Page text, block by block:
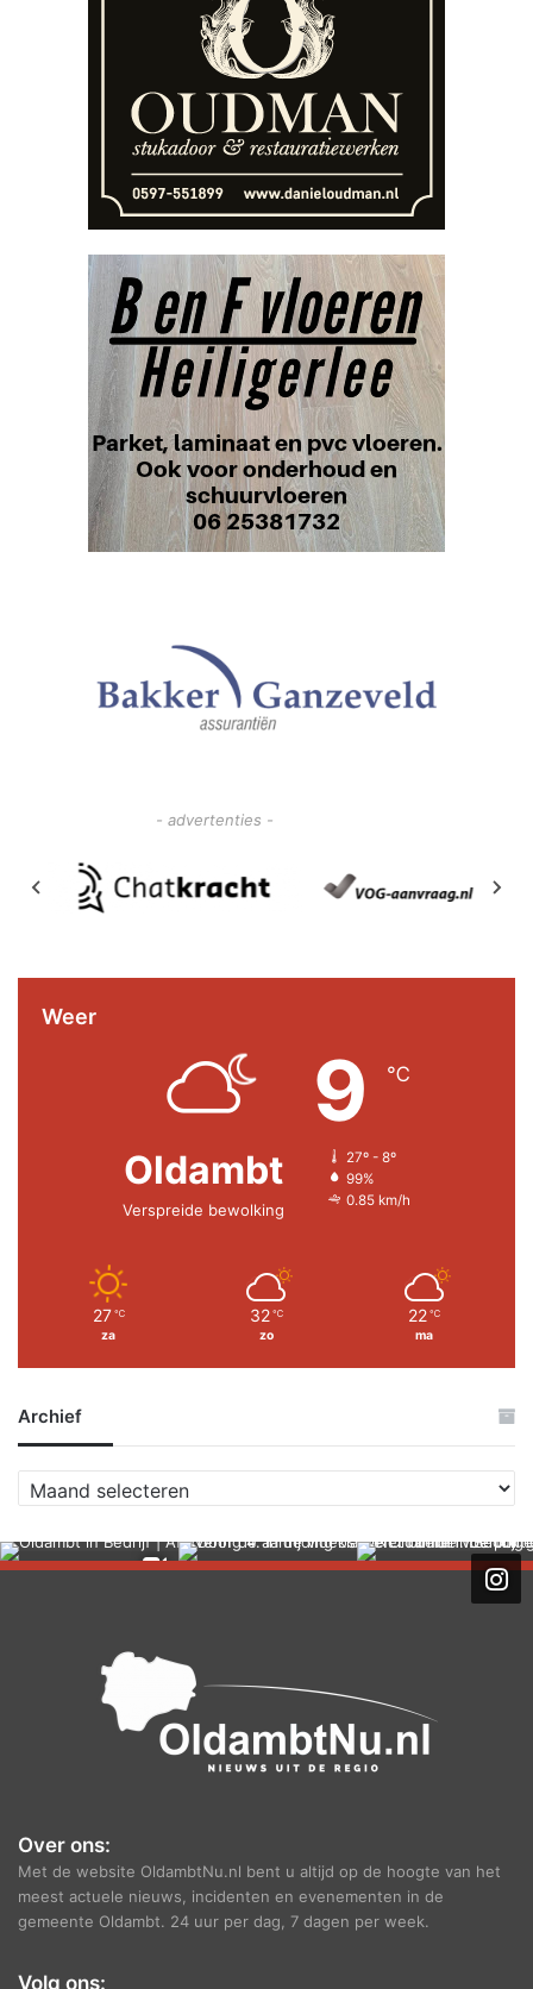
- advertenties -
Weer
Oldambt
Verspreide bewolking
9 ℃
27º - 8º
99%
0.85 km/h
27 ℃
za
32 ℃
zo
22 ℃
ma
Archief
r
h
Over ons:
Met de website OldambtNu.nl bent u altijd op de hoogte van het
meest actuele nieuws, incidenten en evenementen in de
gemeente Oldambt. 24 uur per dag, 7 dagen per week.
Volg ons: